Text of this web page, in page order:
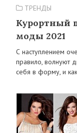
ТРЕНДЫ
Курортный
моды 2021
С наступлением
правило, волнуют
себя в форму, и